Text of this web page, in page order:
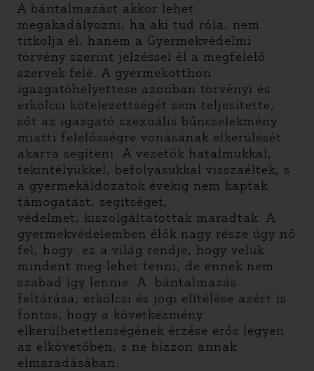
A bántalmazást akkor lehet
megakadályozni, ha aki tud róla, nem
titkolja el, hanem a Gyermekvédelmi
törvény szerint jelzéssel él a megfelelő
szervek felé. A gyermekotthon
igazgatóhelyettese azonban törvényi és
erkölcsi kötelezettségét sem teljesítette,
sőt az igazgató szexuális bűncselekmény
miatti felelősségre vonásának elkerülését
akarta segíteni. A vezetők hatalmukkal,
tekintélyükkel, befolyásukkal visszaéltek, s
a gyermekáldozatok évekig nem kaptak
támogatást, segítséget,
védelmet, kiszolgáltatottak maradtak. A
gyermekvédelemben élők nagy része úgy nő
fel, hogy ez a világ rendje, hogy velük
mindent meg lehet tenni, de ennek nem
szabad így lennie. A bántalmazás
feltárása, erkölcsi és jogi elítélése azért is
fontos, hogy a következmény
elkerülhetetlenségének érzése erős legyen
az elkövetőben, s ne bízzon annak
elmaradásában.